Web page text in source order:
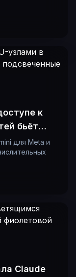
к
бьёт
для Meta и
Claude